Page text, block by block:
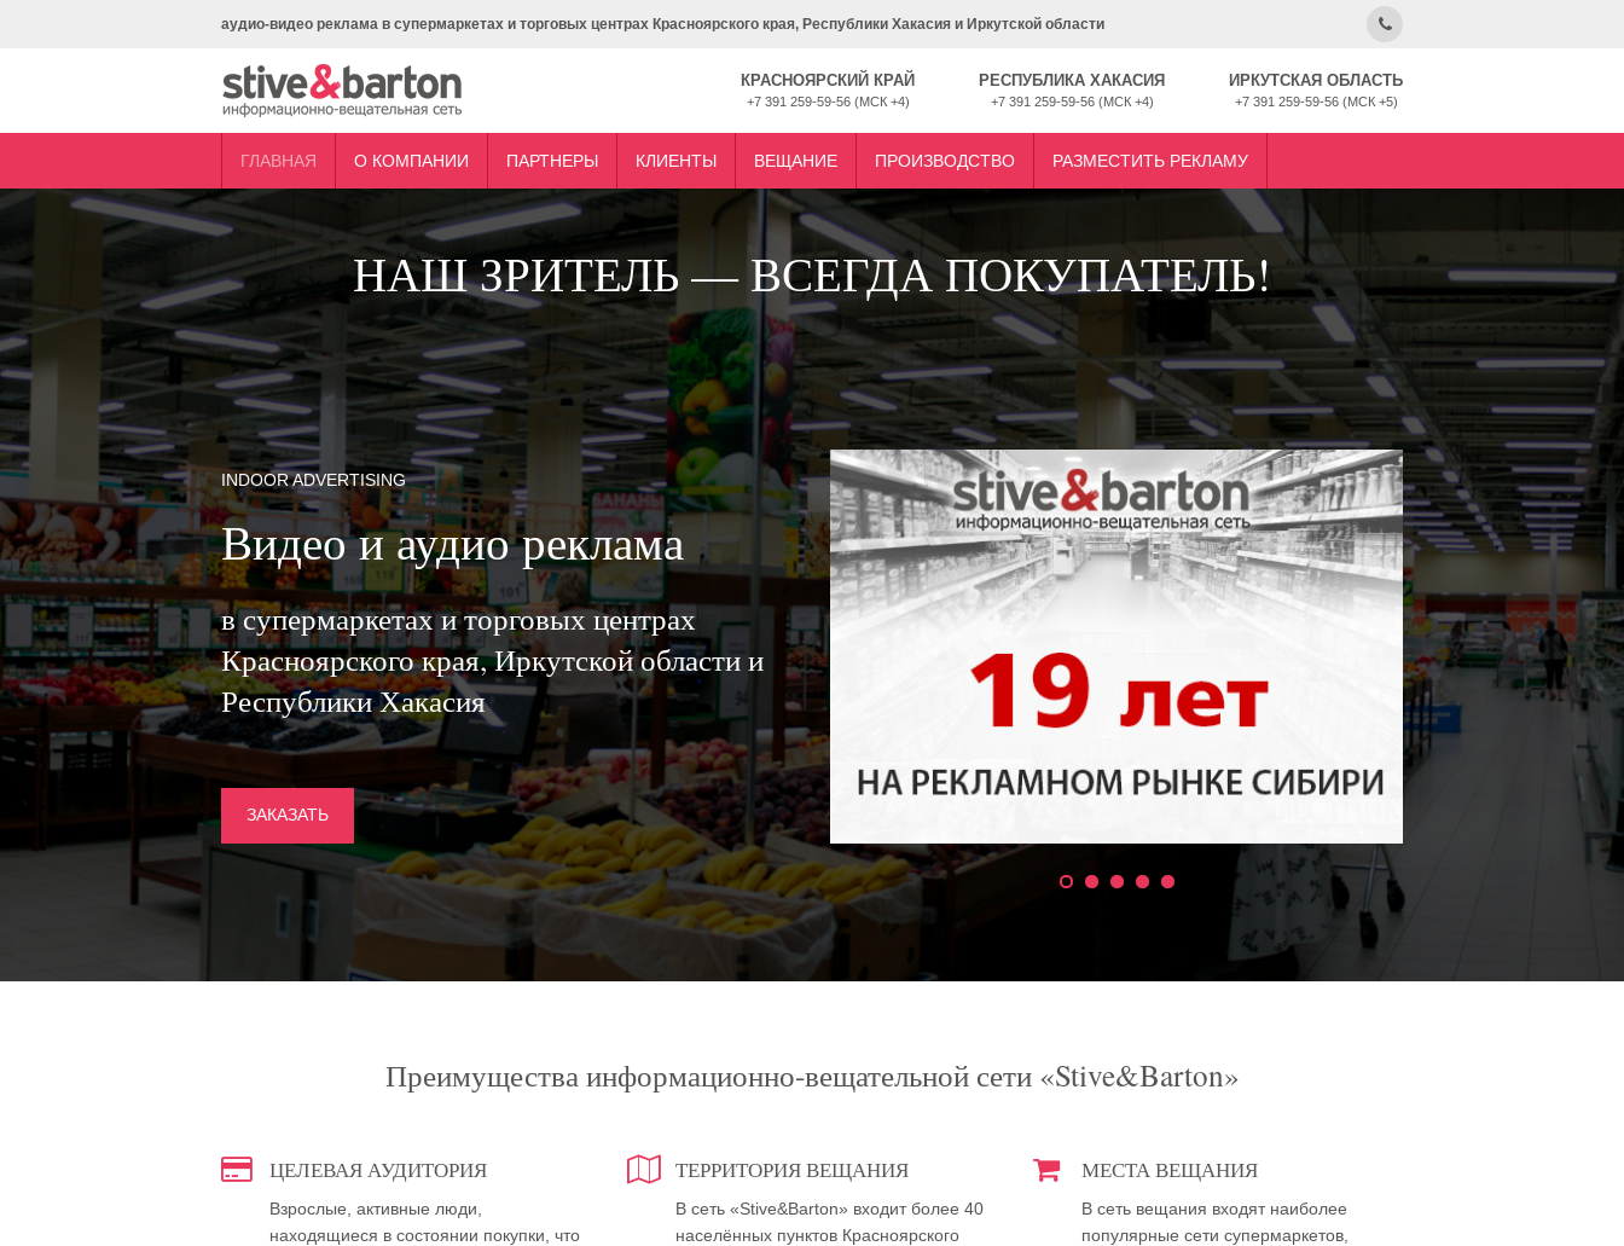
аудио-видео реклама в супермаркетах и торговых центрах Красноярского края, Республики Хакасия и Иркутской области
КРАСНОЯРСКИЙ КРАЙ
+7 391 259-59-56 (МСК +4)
РЕСПУБЛИКА ХАКАСИЯ
+7 391 259-59-56 (МСК +4)
ИРКУТСКАЯ ОБЛАСТЬ
+7 391 259-59-56 (МСК +5)
ГЛАВНАЯ О КОМПАНИИ ПАРТНЕРЫ КЛИЕНТЫ ВЕЩАНИЕ ПРОИЗВОДСТВО РАЗМЕСТИТЬ РЕКЛАМУ
НАШ ЗРИТЕЛЬ — ВСЕГДА ПОКУПАТЕЛЬ!
INDOOR ADVERTISING
Видео и аудио реклама
в супермаркетах и торговых центрах
Красноярского края, Иркутской области и
Республики Хакасия
ЗАКАЗАТЬ
Преимущества информационно-вещательной сети «Stive&Barton»
ЦЕЛЕВАЯ АУДИТОРИЯ
Взрослые, активные люди,
находящиеся в состоянии покупки, что
ТЕРРИТОРИЯ ВЕЩАНИЯ
В сеть «Stive&Barton» входит более 40
населённых пунктов Красноярского
МЕСТА ВЕЩАНИЯ
В сеть вещания входят наиболее
популярные сети супермаркетов,